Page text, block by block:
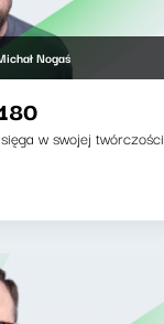
Nogaś
w swojej twórczości